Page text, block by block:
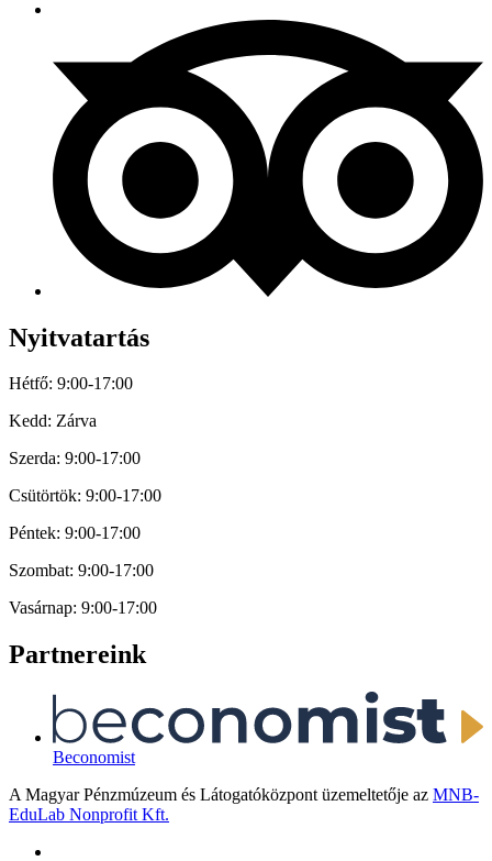
Nyitvatartás
Hétfő: 9:00-17:00
Kedd: Zárva
Szerda: 9:00-17:00
Csütörtök: 9:00-17:00
Péntek: 9:00-17:00
Szombat: 9:00-17:00
Vasárnap: 9:00-17:00
Partnereink
Beconomist
A Magyar Pénzmúzeum és Látogatóközpont üzemeltetője az MNB-
EduLab Nonprofit Kft.